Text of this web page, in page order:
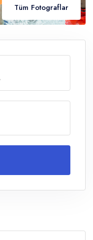
Tüm Fotograflar